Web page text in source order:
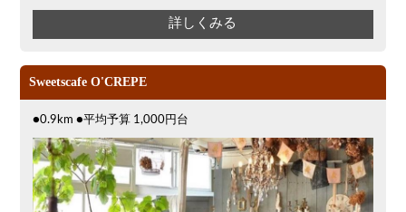
詳しくみる
Sweetscafe O'CREPE
●0.9km ●平均予算 1,000円台